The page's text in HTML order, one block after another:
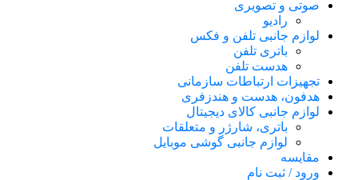
صوتی و تصویری
رادیو
لوازم جانبی تلفن و فکس
باتری تلفن
هدست تلفن
تجهیزات ارتباطات سازمانی
هدفون، هدست و هندزفری
لوازم جانبی کالای دیجیتال
باتری، شارژر و متعلقات
لوازم جانبی گوشی موبایل
مقایسه
ورود / ثبت نام